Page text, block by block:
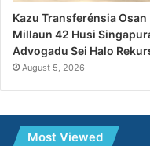
Kazu Transferénsia Osan
Millaun 42 Husi
Advogadu Sei Halo
August 5, 2026
Most Viewed